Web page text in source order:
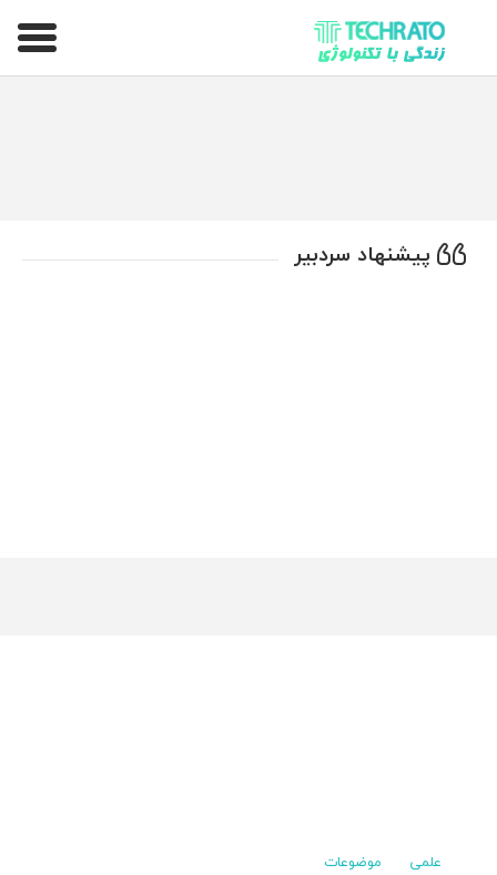
تکراتو – زندگی با تکنولوژی
پیشنهاد سردبیر
علمی موضوعات